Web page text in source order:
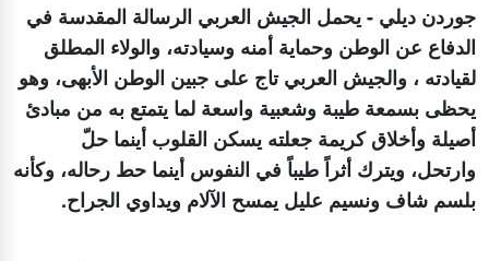
جوردن ديلي - يحمل الجيش العربي الرسالة المقدسة في
الدفاع عن الوطن وحماية أمنه وسيادته، والولاء المطلق
لقيادته ، والجيش العربي تاج على جبين الوطن الأبهى، وهو
يحظى بسمعة طيبة وشعبية واسعة لما يتمتع به من مبادئ
أصيلة وأخلاق كريمة جعلته يسكن القلوب أينما حلّ
وارتحل، ويترك أثراً طيباً في النفوس أينما حط رحاله، وكأنه
بلسم شاف ونسيم عليل يمسح الآلام ويداوي الجراح.